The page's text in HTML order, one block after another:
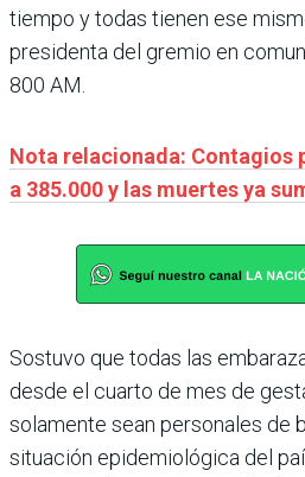
tiempo y todas tienen ese
presidenta del gremio en
800 AM.
Nota relacionada: Contagios
a 385.000 y las muertes ya
Sostuvo que todas las
desde el cuarto de mes de
solamente sean personales de
situación epidemiológica del